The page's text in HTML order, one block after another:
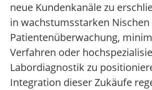
neue Kundenkanäle zu
in wachstumsstarken
Patientenüberwachung,
Verfahren oder
Labordiagnostik zu
Integration dieser Zukäufe